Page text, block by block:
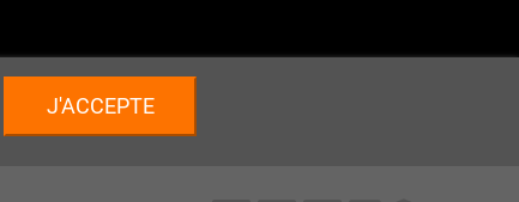
J'ACCEPTE